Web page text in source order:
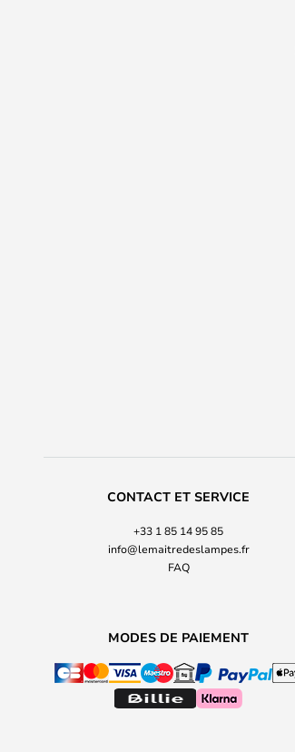
CONTACT ET SERVICE
+33 1 85 14 95 85
info@lemaitredeslampes.fr
FAQ
MODES DE PAIEMENT